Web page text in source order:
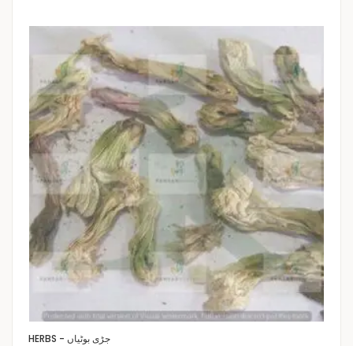
HERBS - جڑی بوٹیاں